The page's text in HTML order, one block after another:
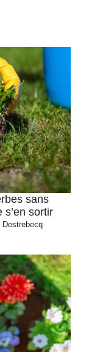
sans
sortir
Destrebecq